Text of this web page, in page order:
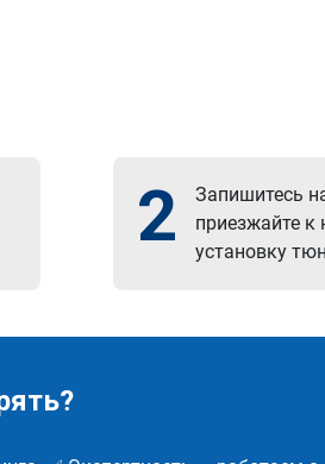
2
Запишитесь
приезжайте к
установку